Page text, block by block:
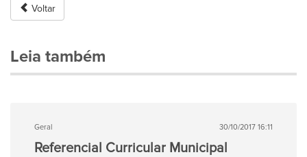
Voltar
Leia também
Geral 30/10/2017 16:11
Referencial Curricular Municipal